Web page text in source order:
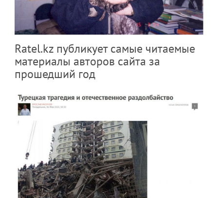
Ratel.kz публикует самые читаемые
материалы авторов сайта за
прошедший год